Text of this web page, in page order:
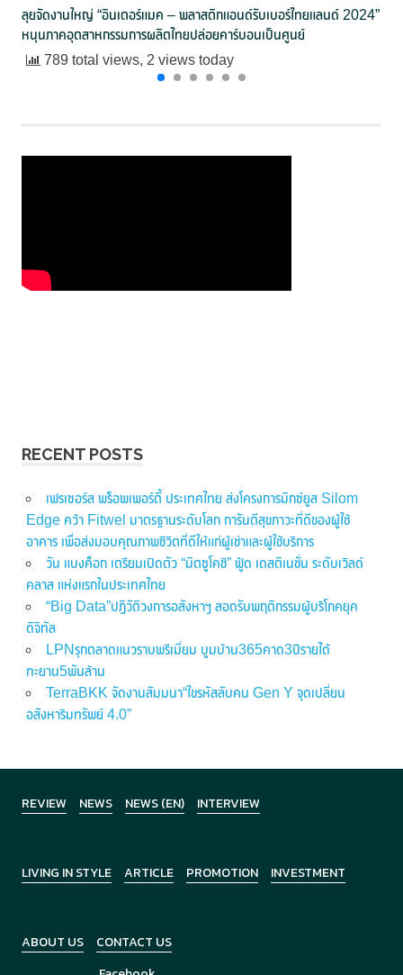
ลุยจัดงานใหญ่ “อินเตอร์แมค – พลาสติกแอนด์รับเบอร์ไทยแลนด์ 2024”
หนุนภาคอุตสาหกรรมการผลิตไทยปล่อยคาร์บอนเป็นศูนย์
789 total views, 2 views today
RECENT POSTS
เฟรเซอร์ส พร็อพเพอร์ตี้ ประเทศไทย ส่งโครงการมิกซ์ยูส Silom
Edge คว้า Fitwel มาตรฐานระดับโลก การันตีสุขภาวะที่ดีของผู้ใช้
อาคาร เพื่อส่งมอบคุณภาพชีวิตที่ดีให้แก่ผู้เช่าและผู้ใช้บริการ
วัน แบงค็อก เตรียมเปิดตัว “มิตซูโคชิ” ฟู้ด เดสติเนชั่น ระดับเวิลด์
คลาส แห่งแรกในประเทศไทย
“Big Data”ปฏิวัติวงการอสังหาฯ สอดรับพฤติกรรมผู้บริโภคยุค
ดิจิทัล
LPNรุกตลาดแนวราบพรีเมี่ยม บูมบ้าน365คาด3ปีรายได้
ทะยาน5พันล้าน
TerraBKK จัดงานสัมมนา“ไขรหัสลับคน Gen Y จุดเปลี่ยน
อสังหาริมทรัพย์ 4.0”
REVIEW NEWS NEWS (EN) INTERVIEW
LIVING IN STYLE ARTICLE PROMOTION INVESTMENT
ABOUT US
CONTACT US